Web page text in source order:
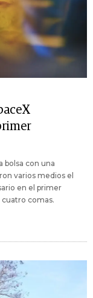
bolsa con una
varios medios el
en el primer
comas.